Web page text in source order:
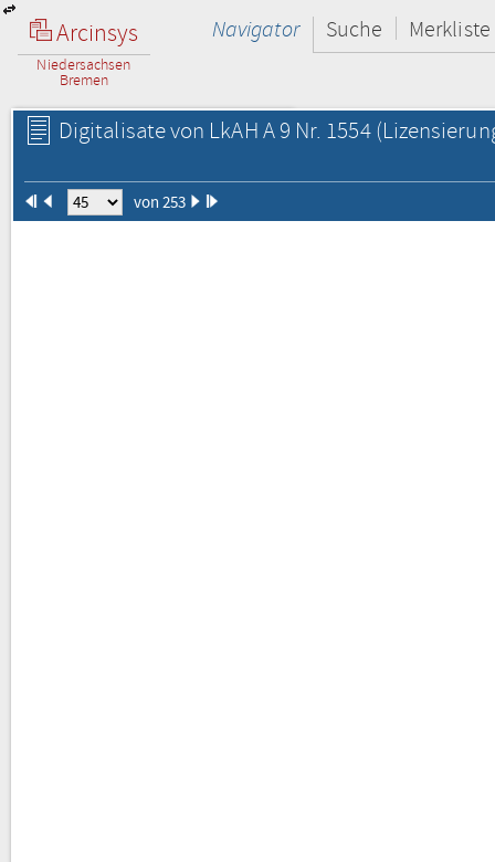
Arcinsys
Niedersachsen
Bremen
Navigator Suche Merkliste
Digitalisate von LkAH A 9 Nr. 1554
von 253